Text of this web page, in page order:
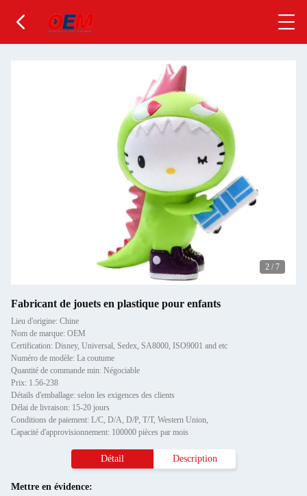
2 / 7
Fabricant de jouets en plastique pour enfants
Lieu d'origine: Chine
Nom de marque: OEM
Certification: Disney, Universal, Sedex, SA8000, ISO9001 and etc
Numéro de modèle: La coutume
Quantité de commande min: Négociable
Prix: 1.56-238
Détails d'emballage: selon les exigences des clients
Délai de livraison: 15-20 jours
Conditions de paiement: L/C, D/A, D/P, T/T, Western Union,
Capacité d'approvisionnement: 100000 pièces par mois
Détail Description
Mettre en évidence: